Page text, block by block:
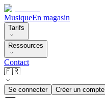
MusiqueEn magasin
Tarifs
Ressources
Contact
🇫🇷
Se connecter Créer un compte